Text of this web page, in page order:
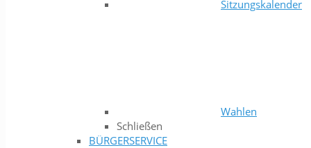
Sitzungskalender
Wahlen
Schließen
BÜRGERSERVICE